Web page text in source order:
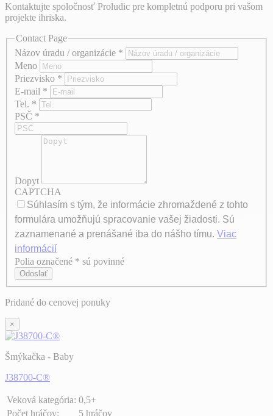
Kontaktujte spoločnosť Proludic pre kompletnú podporu pri vašom
projekte ihriska.
Contact Page
Názov úradu / organizácie *
Meno
Priezvisko *
E-mail *
Tel. *
PSČ *
Dopyt
CAPTCHA
Súhlasím s tým, že informácie zhromaždené z tohto
formulára umožňujú spracovanie vašej žiadosti. Sú
zaznamenané a prenášané iba do nášho tímu. Viac
informácií
Axeptio consent
Polia označené * sú povinné
Odoslať
Pridané do cenovej ponuky
×
Šmýkačka - Baby
J38700-C®
Veková kategória: 0,5+
Počet hráčov:
5 hráčov